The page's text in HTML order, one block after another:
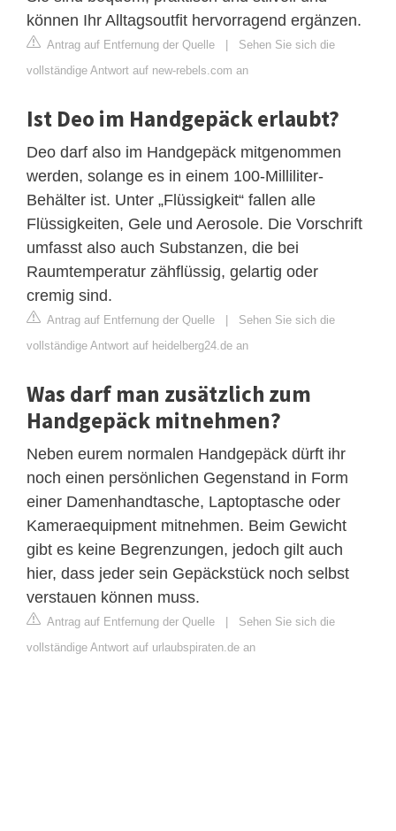
können Ihr Alltagsoutfit hervorragend ergänzen.
Antrag auf Entfernung der Quelle | Sehen Sie sich die
vollständige Antwort auf new-rebels.com an
Ist Deo im Handgepäck erlaubt?
Deo darf also im Handgepäck mitgenommen
werden, solange es in einem 100-Milliliter-
Behälter ist. Unter „Flüssigkeit“ fallen alle
Flüssigkeiten, Gele und Aerosole. Die Vorschrift
umfasst also auch Substanzen, die bei
Raumtemperatur zähflüssig, gelartig oder
cremig sind.
Antrag auf Entfernung der Quelle | Sehen Sie sich die
vollständige Antwort auf heidelberg24.de an
Was darf man zusätzlich zum
Handgepäck mitnehmen?
Neben eurem normalen Handgepäck dürft ihr
noch einen persönlichen Gegenstand in Form
einer Damenhandtasche, Laptoptasche oder
Kameraequipment mitnehmen. Beim Gewicht
gibt es keine Begrenzungen, jedoch gilt auch
hier, dass jeder sein Gepäckstück noch selbst
verstauen können muss.
Antrag auf Entfernung der Quelle | Sehen Sie sich die
vollständige Antwort auf urlaubspiraten.de an